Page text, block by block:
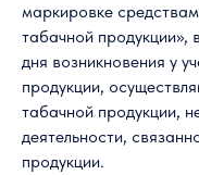
маркировке
табачной продукции»,
дня возникновения у
продукции,
табачной продукции,
деятельности,
продукции.